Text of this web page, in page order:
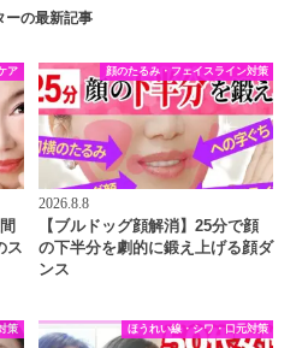
ーの最新記事
ア
ス
顔のたるみ・フェイスライン対策
2026.8.8
【ブルドッグ顔解消】25分で顔
の下半分を劇的に鍛え上げる顔ダ
ンス
策 ほうれい線・シワ・口元対策